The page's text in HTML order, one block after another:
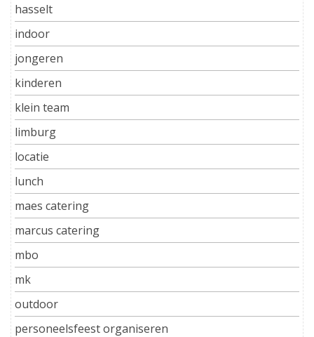
hasselt
indoor
jongeren
kinderen
klein team
limburg
locatie
lunch
maes catering
marcus catering
mbo
mk
outdoor
personeelsfeest organiseren